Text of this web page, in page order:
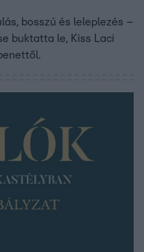
bosszú és leleplezés –
buktatta le, Kiss Laci